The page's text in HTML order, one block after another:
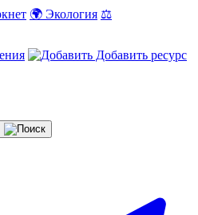
🌍 Экология ⚖️
Добавить ресурс